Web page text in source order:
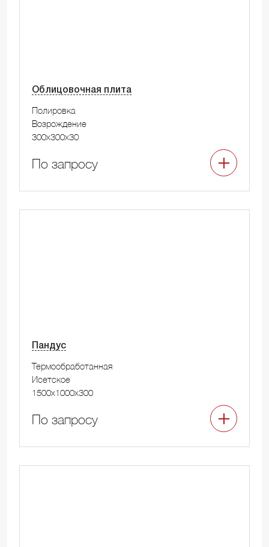
Облицовочная плита
Полировка
Возрождение
300x300x30
По запросу
Пандус
Термообработанная
Исетское
1500x1000x300
По запросу